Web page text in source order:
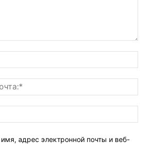
адрес электронной почты и веб-